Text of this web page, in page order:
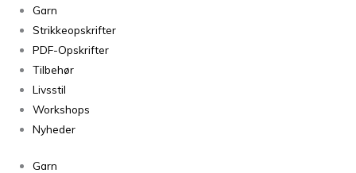
Garn
Strikkeopskrifter
PDF-Opskrifter
Tilbehør
Livsstil
Workshops
Nyheder
Garn
Mohair
antal